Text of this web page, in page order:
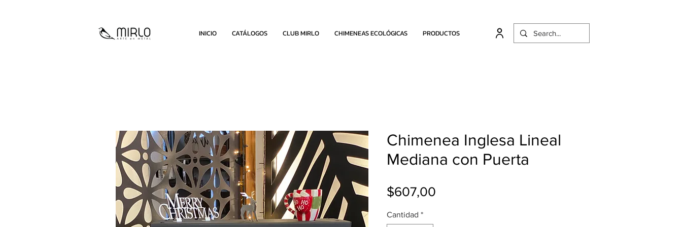
INICIO CATÁLOGOS CLUB MIRLO CHIMENEAS ECOLÓGICAS PRODUCTOS
Chimenea Inglesa Lineal
Mediana con Puerta
$607,00
Cantidad *